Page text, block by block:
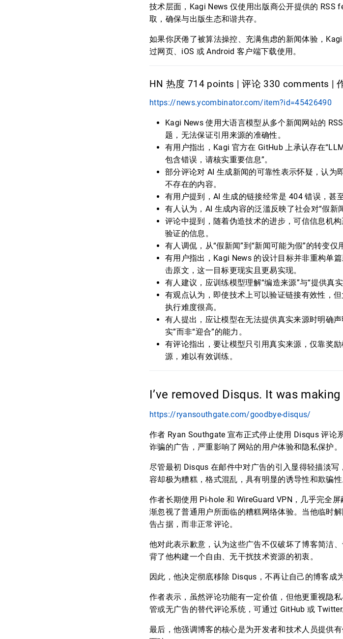
技术层面，Kagi News 仅使用出版商公开提供的 RSS
取，确保与出版生态和谐共存。
如果你厌倦了被算法操控、充满焦虑的新闻体验，
过网页、iOS 或 Android 客户端下载使用。
HN 热度 714 points | 评论 330 comments |
https://news.ycombinator.com/item?id=45426490
Kagi News 使用大语言模型从多个新闻网站的
题，无法保证引用来源的准确性。
有用户指出，Kagi 官方在 GitHub 上承认存在
包含错误，请核实重要信息”。
部分评论对 AI 生成新闻的可靠性表示怀疑，认为
不存在的内容。
有用户提到，AI 生成的链接经常是 404 错误，甚
有人认为，AI 生成内容的泛滥反映了社会对“假新
评论中提到，随着伪造技术的进步，可信信息机
验证的信息。
有人调侃，从“假新闻”到“新闻可能为假”的转变仅
有用户指出，Kagi News 的设计目标并非重构单
击原文，这一目标更现实且更易实现。
有人建议，应训练模型理解“编造来源”与“提供真
有观点认为，即使技术上可以验证链接有效性，
执行难度很高。
有人提出，应让模型在无法提供真实来源时明确
实”而非“迎合”的能力。
有评论指出，要让模型只引用真实来源，仅靠奖
源，难以有效训练。
I’ve removed Disqus. It was
https://ryansouthgate.com/goodbye-disqus/
作者 Ryan Southgate 宣布正式停止使用 Disqus 评论
诈骗的广告，严重影响了网站的用户体验和隐私保护。
尽管最初 Disqus 在邮件中对广告的引入显得轻描淡
容却极为糟糕，格式混乱，具有明显的诱导性和欺骗性
作者长期使用 Pi-hole 和 WireGuard VPN，几乎完全
渐忽视了普通用户所面临的糟糕网络体验。当他临时
告占据，而非正常评论。
他对此表示歉意，认为这些广告不仅破坏了博客简洁
背了他构建一个自由、无干扰技术资源的初衷。
因此，他决定彻底移除 Disqus，不再让自己的博客成
作者表示，虽然评论功能有一定价值，但他更重视隐
管或无广告的替代评论系统，可通过 GitHub 或
最后，他强调博客的核心是为开发者和技术人员提供